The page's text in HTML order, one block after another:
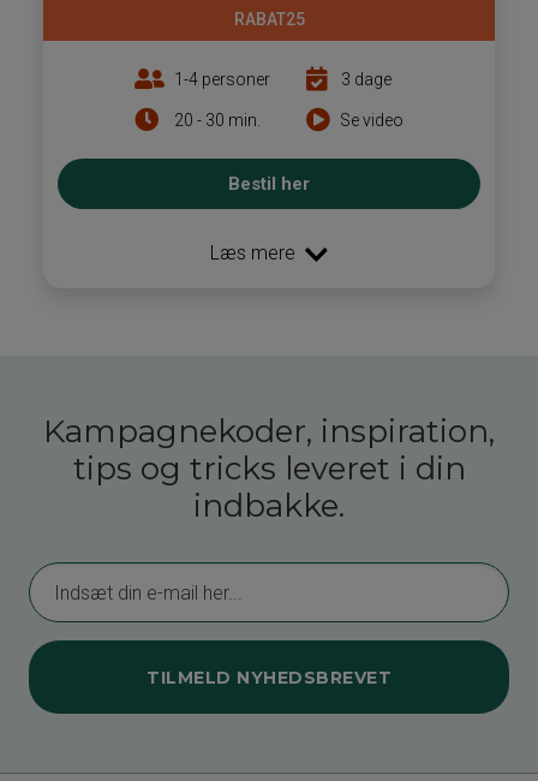
RABAT25
1-4 personer
20 - 30 min.
3 dage
Se video
Bestil her
Læs mere
Kampagnekoder, inspiration,
tips og tricks leveret i din
indbakke.
TILMELD NYHEDSBREVET